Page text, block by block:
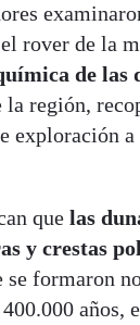
rover de la
de las
la región,
exploración
que las
y crestas
formaron
años,